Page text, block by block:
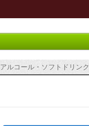
ルコール・ソフトドリンク